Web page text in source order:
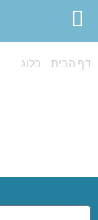
דף הבית בלוג